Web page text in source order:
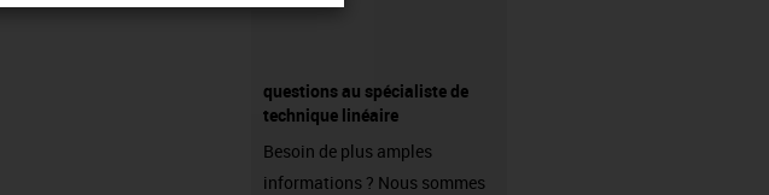
questions au spécialiste de
technique linéaire
Besoin de plus amples
informations ? Nous sommes